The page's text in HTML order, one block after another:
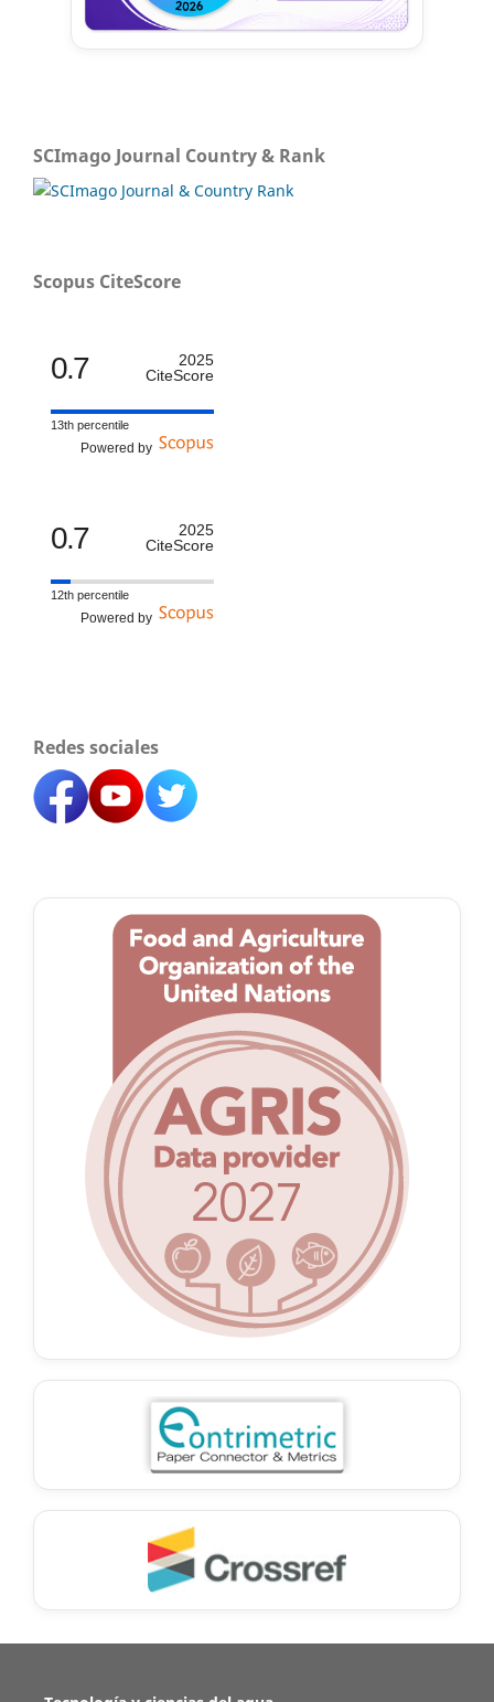
SCImago Journal Country & Rank
Scopus CiteScore
0.7
2025
CiteScore
13th percentile
Powered by
0.7
2025
CiteScore
12th percentile
Powered by
Redes sociales